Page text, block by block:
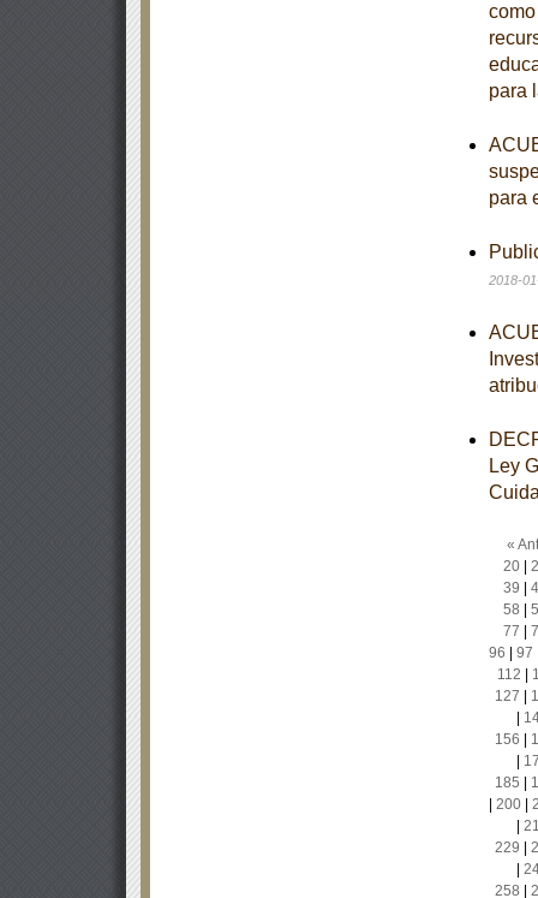
para
para
2018-
Ley
«
20|
39
58
77
96
97
112
127
156
185
200|
229
258